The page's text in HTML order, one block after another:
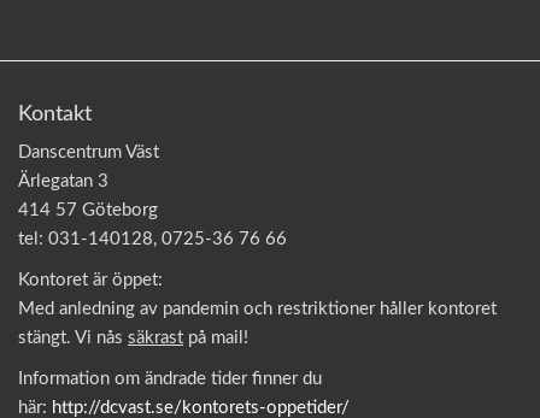
Kontakt
Danscentrum Väst
Ärlegatan 3
414 57 Göteborg
tel: 031-140128, 0725-36 76 66
Kontoret är öppet:
Med anledning av pandemin och restriktioner håller kontoret
stängt. Vi nås säkrast på mail!
Information om ändrade tider finner du
här: http://dcvast.se/kontorets-oppetider/